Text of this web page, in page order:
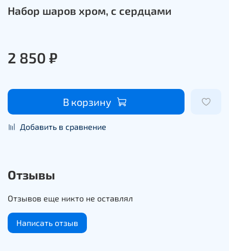
Набор шаров хром, с сердцами
2 850 ₽
В корзину
Добавить в сравнение
Отзывы
Отзывов еще никто не оставлял
Написать отзыв